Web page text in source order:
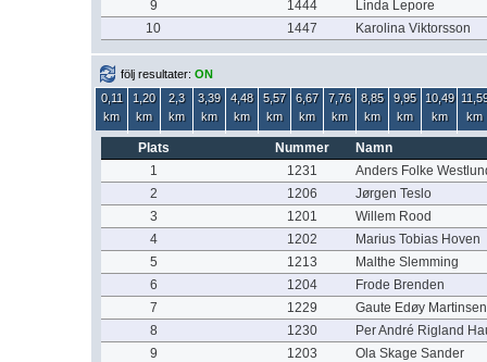
9
1444
Linda Lepore
10
1447 Karolina Viktorsson
följ resultater: ON
0,11
km
1,20
km
2,3
km
3,39
km
4,48
km
5,57
km
6,67
km
7,76
km
8,85
km
9,95
km
10,49
km
km
Plats Nummer
Namn
1
1231
Anders Folke
2
1206
Jørgen Teslo
3
1201
Willem Rood
4
1202
Marius Tobias Hoven
5
1213
Malthe Slemming
6
1204
Frode Brenden
7
1229
Gaute Edøy Martinsen
8
1230
Per André Rigland
9
1203
Ola Skage Sander